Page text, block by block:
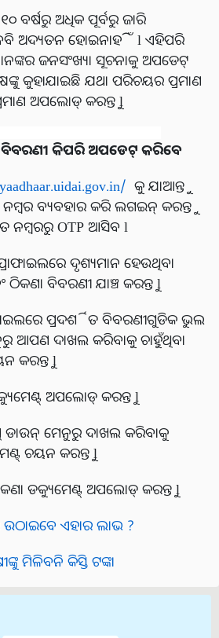
ବର୍ଷରୁ ଅଧିକ ପୂର୍ବରୁ ଜାରି
ଅଦ୍ୟତନ ହୋଇନାହିଁ l ଏହିପରି
ଜନସଂଖ୍ୟା ସୂଚନାକୁ ଅପଡେଟ୍
କୁହାଯାଇଛି ଯଥା ପରିଚୟର ପ୍ରମାଣ
ଅପଲୋଡ୍ କରନ୍ତୁ l
କିପରି ଅପଡେଟ୍ କରିବେ
କୁ ଯାଆନ୍ତୁ
ବ୍ୟବହାର କରି ଲଗଇନ୍ କରନ୍ତୁ
ନମ୍ବରରୁ OTP ଆସିବ l
ଦୃଶ୍ୟମାନ ହେଉଥିବା
ବିବରଣୀ ଯାଞ୍ଚ କରନ୍ତୁ l
ପ୍ରଦର୍ଶିତ ବିବରଣୀଗୁଡିକ ଭୁଲ
ଆପଣ ଦାଖଲ କରିବାକୁ ଚାହୁଁଥିବା
କରନ୍ତୁ l
ଅପଲୋଡ୍ କରନ୍ତୁ l
ଡାଉନ୍ ମେନୁରୁ ଦାଖଲ କରିବାକୁ
ଚୟନ କରନ୍ତୁ l
ଡକ୍ୟୁମେଣ୍ଟ୍ ଅପଲୋଡ୍ କରନ୍ତୁ l
ଏହାର ଲାଭ ?
ମିଳିବନି କିସ୍ତି ଟଙ୍କା